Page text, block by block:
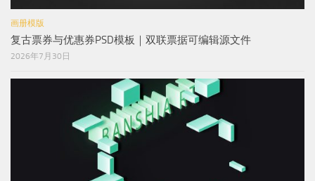
画册模版
复古票券与优惠券PSD模板｜双联票据可编辑源文件
2026年7月30日